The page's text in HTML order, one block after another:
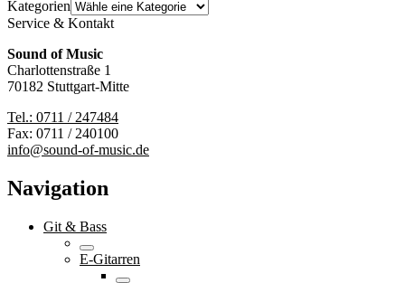
Kategorien
Service & Kontakt
Sound of Music
Charlottenstraße 1
70182 Stuttgart-Mitte
Tel.: 0711 / 247484
Fax: 0711 / 240100
info@sound-of-music.de
Navigation
Git & Bass
E-Gitarren